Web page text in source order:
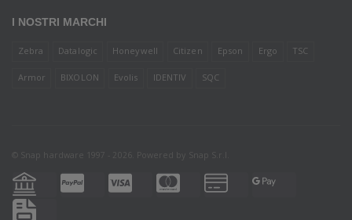
I NOSTRI MARCHI
Zebra Datalogic Honeywell Citizen Epson Ergo TSC
Armor BIXOLON Evolis IDENTIV SQC
© Snap hardware 1997 - 2026. Powered by Snap S.r.l.